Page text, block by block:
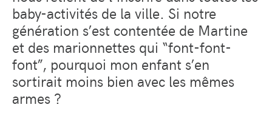
baby-activités de la ville. Si notre
génération s’est contentée de Martine
et des marionnettes qui “font-font-
font”, pourquoi mon enfant s’en
sortirait moins bien avec les mêmes
armes ?